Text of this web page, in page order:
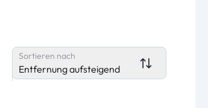
Sortieren nach
Entfernung aufsteigend